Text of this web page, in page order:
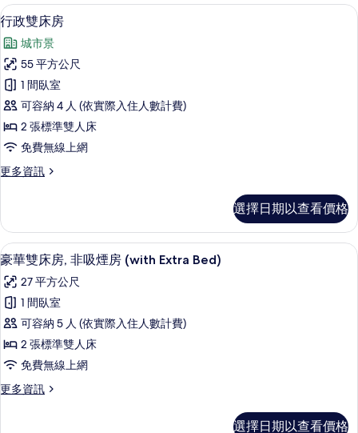
床
房
的
詳
情
顯
示
行
政
雙
床
房
所
相
片
行政雙床房 | 羽絨被、客房內保險箱
10
行政雙床房
城市景
55 平方公尺
1 間臥室
可容納 4 人 (依實際入住人數計費)
2 張標準雙人床
免費無線上網
更多資訊
更
雙
床
房
詳
情
選擇日期以查看價格
顯
示
豪
華
雙
床
非
豪華雙床房, 非吸煙房 (with Extra
9
豪華雙床房, 非吸煙房 (with Extra Bed)
27 平方公尺
1 間臥室
可容納 5 人 (依實際入住人數計費)
2 張標準雙人床
免費無線上網
更多資訊
更
選擇日期以查看價格